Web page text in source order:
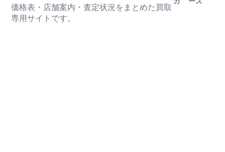
価格表・店舗案内・査定状況をまとめた買取
専用サイトです。